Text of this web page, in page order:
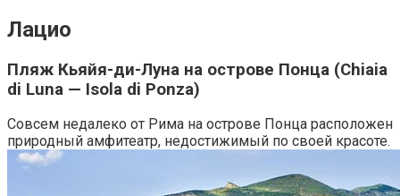
Лацио
Пляж Кьяйя-ди-Луна на острове Понца (Chiaia
di Luna — Isola di Ponza)
Совсем недалеко от Рима на острове Понца расположен
природный амфитеатр, недостижимый по своей красоте.